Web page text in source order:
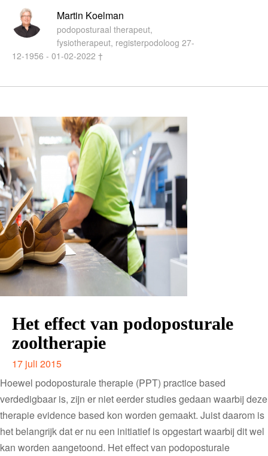
Martin Koelman
podoposturaal therapeut,
fysiotherapeut, registerpodoloog 27-
12-1956 - 01-02-2022 †
Het effect van podoposturale
zooltherapie
17 juli 2015
Hoewel podoposturale therapie (PPT) practice based
verdedigbaar is, zijn er niet eerder studies gedaan waarbij deze
therapie evidence based kon worden gemaakt. Juist daarom is
het belangrijk dat er nu een initiatief is opgestart waarbij dit wel
kan worden aangetoond. Het effect van podoposturale